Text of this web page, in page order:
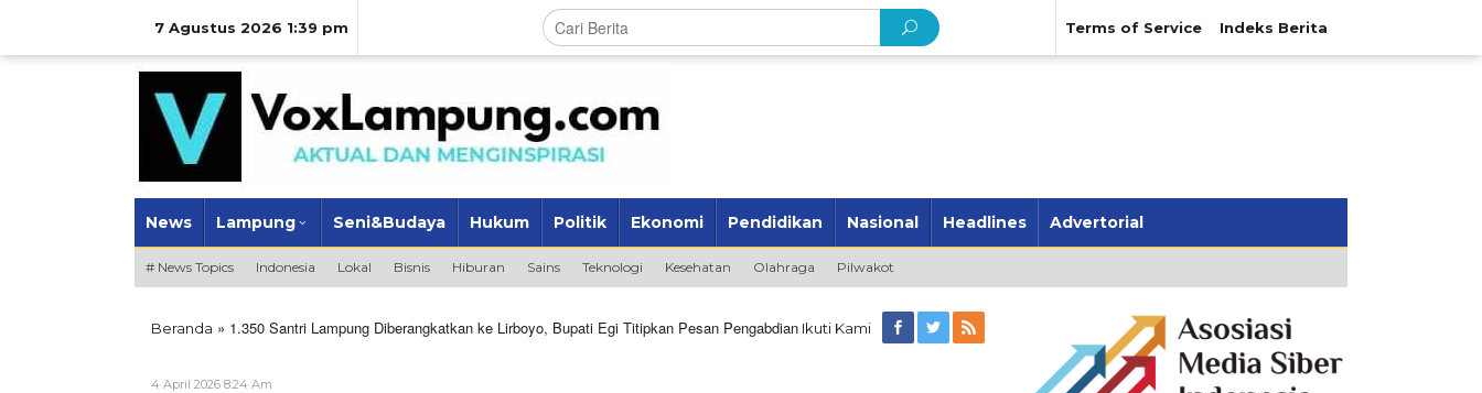
7 Agustus 2026 1:39 pm Terms of Service Indeks Berita
News Lampung Seni&Budaya Hukum Politik Ekonomi Pendidikan Nasional Headlines Advertorial
# News Topics Indonesia Lokal Bisnis Hiburan Sains Teknologi Kesehatan Olahraga Pilwakot
Beranda » 1.350 Santri Lampung Diberangkatkan ke Lirboyo, Bupati Egi Titipkan Pesan Pengabdian Ikuti Kami
4 April 2026 8:24 Am